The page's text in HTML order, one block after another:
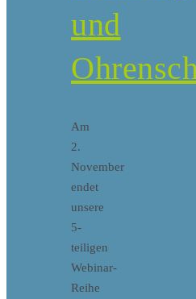
und
Am
2.
November
endet
unsere
5-
teiligen
Webinar-
Reihe